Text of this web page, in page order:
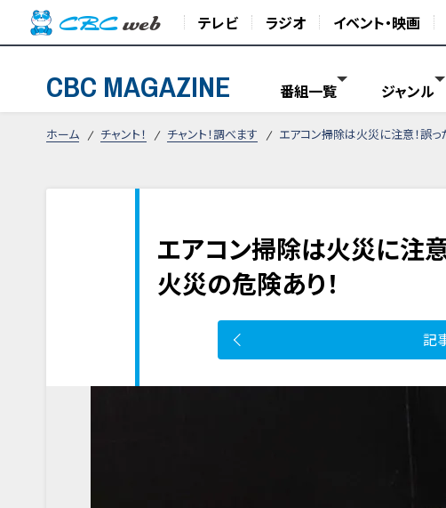
テレビ ラジオ イベント・映画
CBC MAGAZINE 番組一覧 ジャンル
ホーム チャント！ チャント！調べます エアコン掃除は火災に注意！誤
エアコン掃除は火災に注
火災の危険あり！
記